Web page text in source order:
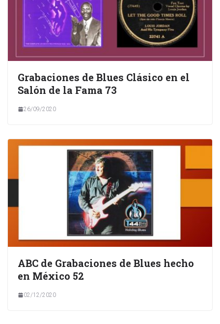
Grabaciones de Blues Clásico en el
Salón de la Fama 73
26/09/2020
ABC de Grabaciones de Blues hecho
en México 52
02/12/2020